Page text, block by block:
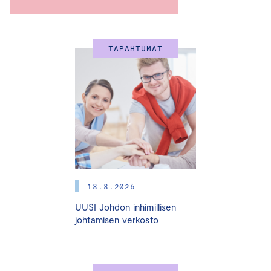
ja rekrytoinnin ammattilaisille sekä muille aiheesta
Tule mukaan inspiroitumaan ja verkostoitumaan!
TAPAHTUMAT
18.8.2026
UUSI Johdon inhimillisen
johtamisen verkosto